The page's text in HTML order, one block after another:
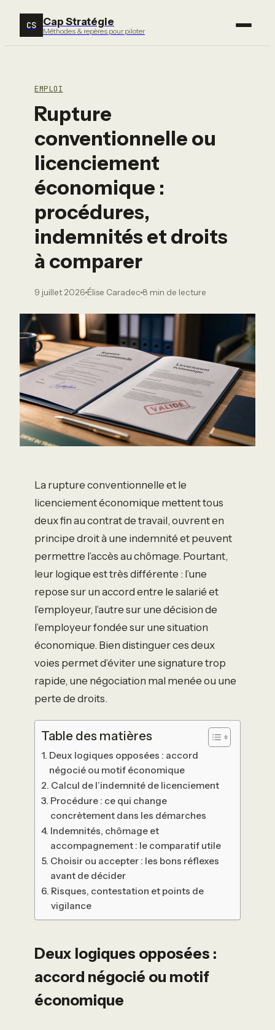
CS Cap Stratégie
Méthodes & repères pour piloter
EMPLOI
Rupture
conventionnelle ou
licenciement
économique :
procédures,
indemnités et droits
à comparer
9 juillet 2026
·
Élise Caradec
·
8 min de lecture
La rupture conventionnelle et le
licenciement économique mettent tous
deux fin au contrat de travail, ouvrent en
principe droit à une indemnité et peuvent
permettre l’accès au chômage. Pourtant,
leur logique est très différente : l’une
repose sur un accord entre le salarié et
l’employeur, l’autre sur une décision de
l’employeur fondée sur une situation
économique. Bien distinguer ces deux
voies permet d’éviter une signature trop
rapide, une négociation mal menée ou une
perte de droits.
Table des matières
Deux logiques opposées : accord
négocié ou motif économique
Calcul de l’indemnité de licenciement
Procédure : ce qui change
concrètement dans les démarches
Indemnités, chômage et
accompagnement : le comparatif utile
Choisir ou accepter : les bons réflexes
avant de décider
Risques, contestation et points de
vigilance
Deux logiques opposées :
accord négocié ou motif
économique